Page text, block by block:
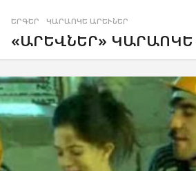
ԵՐԳԵՐ ,ԿԱՐԱՈԿԵ ԱՐԵՒՆԵՐ
«ԱՐԵՎՆԵՐ»